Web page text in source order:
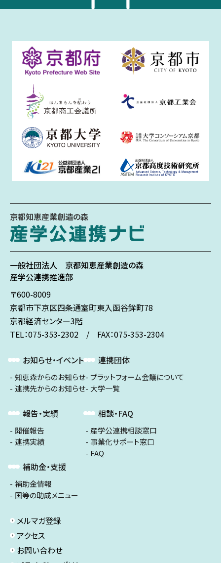
京都知恵産業創造の森
一般社団法人 京都知恵産業創造の森
産学公連携推進部
〒600-8009
京都市下京区四条通室町東入函谷鉾町78
京都経済センター3階
TEL：075-353-2302 / FAX：075-353-2304
お知らせ・イベント
知恵森からのお知らせ
連携先からのお知らせ
報告・実績
開催報告
連携実績
補助金・支援
補助金情報
国等の助成メニュー
連携団体
プラットフォーム会議について
大学一覧
相談・FAQ
産学公連携相談窓口
事業化サポート窓口
FAQ
メルマガ登録
アクセス
お問い合わせ